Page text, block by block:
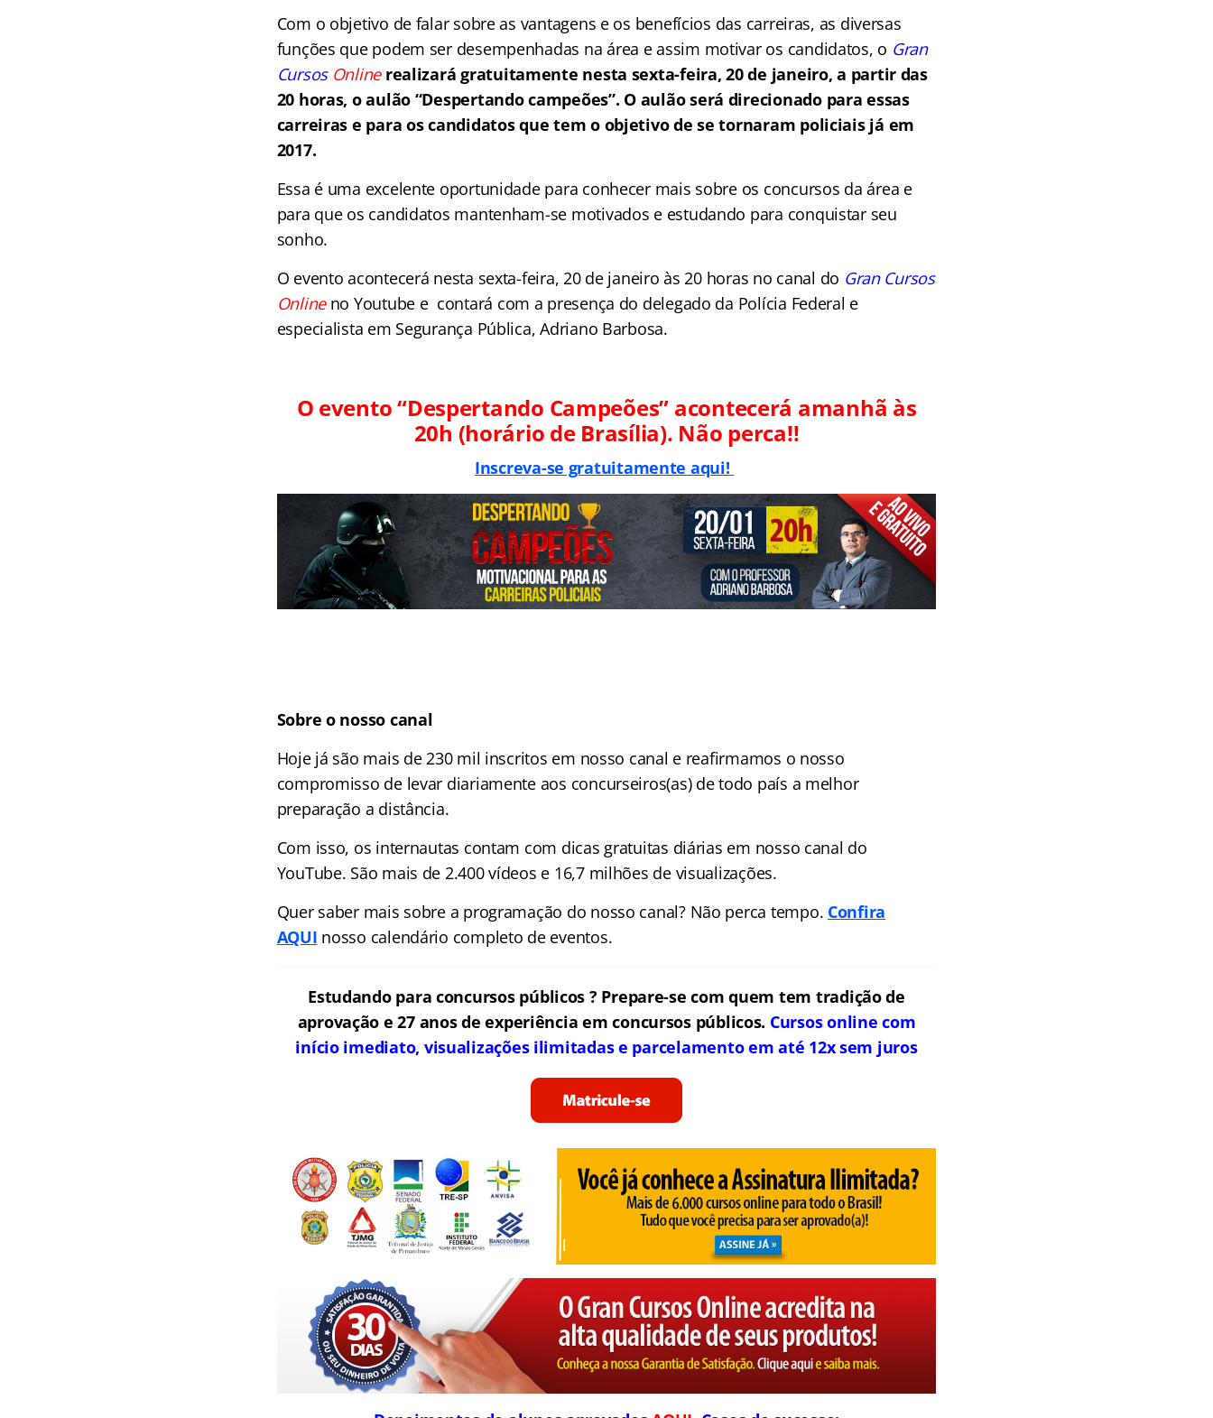
Com o objetivo de falar sobre as vantagens e os benefícios das carreiras, as diversas
funções que podem ser desempenhadas na área e assim motivar os candidatos, o Gran
Cursos Online realizará gratuitamente nesta sexta-feira, 20 de janeiro, a partir das
20 horas, o aulão “Despertando campeões”. O aulão será direcionado para essas
carreiras e para os candidatos que tem o objetivo de se tornaram policiais já em
2017.
Essa é uma excelente oportunidade para conhecer mais sobre os concursos da área e
para que os candidatos mantenham-se motivados e estudando para conquistar seu
sonho.
O evento acontecerá nesta sexta-feira, 20 de janeiro às 20 horas no canal do Gran Cursos
Online no Youtube e contará com a presença do delegado da Polícia Federal e
especialista em Segurança Pública, Adriano Barbosa.
O evento “Despertando Campeões” acontecerá amanhã às
20h (horário de Brasília). Não perca!!
Inscreva-se gratuitamente aqui!
Sobre o nosso canal
Hoje já são mais de 230 mil inscritos em nosso canal e reafirmamos o nosso
compromisso de levar diariamente aos concurseiros(as) de todo país a melhor
preparação a distância.
Com isso, os internautas contam com dicas gratuitas diárias em nosso canal do
YouTube. São mais de 2.400 vídeos e 16,7 milhões de visualizações.
Quer saber mais sobre a programação do nosso canal? Não perca tempo. Confira
AQUI nosso calendário completo de eventos.
Estudando para concursos públicos ? Prepare-se com quem tem tradição de
aprovação e 27 anos de experiência em concursos públicos. Cursos online com
início imediato, visualizações ilimitadas e parcelamento em até 12x sem juros